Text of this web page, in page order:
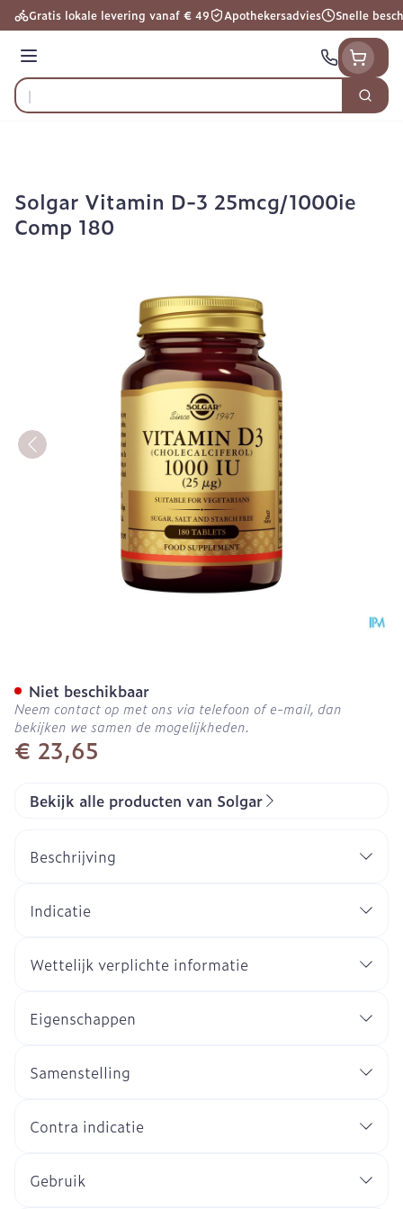
Ga naar de inhoud
Gratis lokale levering vanaf € 49 Apothekersadvies Snelle
Menu
Product, merk, categorie...
Zoek
Solgar Vitamin D-3 25mcg/1000ie
Comp 180
€ 23,65
Niet beschikbaar
Neem contact op met ons via telefoon of e-mail, dan
bekijken we samen de mogelijkheden.
Bekijk alle producten van Solgar
Beschrijving
Indicatie
Wettelijk verplichte informatie
Eigenschappen
Samenstelling
Contra indicatie
Gebruik